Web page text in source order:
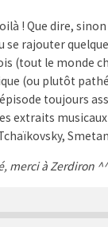
! Que dire, sinon
rajouter
(tout le monde
(ou plutôt
toujours
extraits
merci à Zerdiron